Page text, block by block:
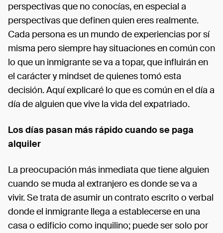
perspectivas que no conocías, en especial a
perspectivas que definen quien eres realmente.
Cada persona es un mundo de experiencias por sí
misma pero siempre hay situaciones en común con
lo que un inmigrante se va a topar, que influirán en
el carácter y mindset de quienes tomó esta
decisión. Aquí explicaré lo que es común en el día a
día de alguien que vive la vida del expatriado.
Los días pasan más rápido cuando se paga
alquiler
La preocupación más inmediata que tiene alguien
cuando se muda al extranjero es donde se va a
vivir. Se trata de asumir un contrato escrito o verbal
donde el inmigrante llega a establecerse en una
casa o edificio como inquilino; puede ser solo por